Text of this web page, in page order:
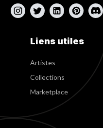
Liens utiles
Artistes
Collections
Marketplace